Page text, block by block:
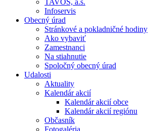
TAVOS, a.s.
Infoservis
Obecný úrad
Stránkové a pokladničné hodiny
Ako vybaviť
Zamestnanci
Na stiahnutie
Spoločný obecný úrad
Udalosti
Aktuality
Kalendár akcií
Kalendár akcií obce
Kalendár akcií regiónu
Občasník
Fotogaléria